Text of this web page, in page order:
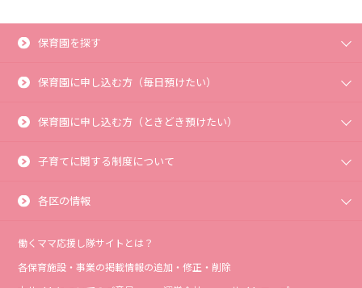
保育園を探す
保育園に申し込む方（毎日預けたい）
保育園に申し込む方（ときどき預けたい）
子育てに関する制度について
各区の情報
働くママ応援し隊サイトとは？
各保育施設・事業の掲載情報の追加・修正・削除